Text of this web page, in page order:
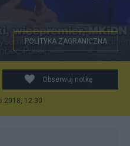
POLITYKA ZAGRANICZNA
Obserwuj notkę
12:30